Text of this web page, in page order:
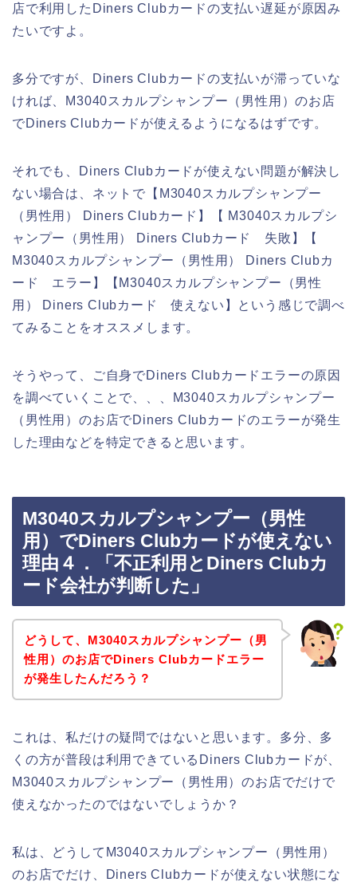
店で利用したDiners Clubカードの支払い遅延が原因み
たいですよ。
多分ですが、Diners Clubカードの支払いが滞っていな
ければ、M3040スカルプシャンプー（男性用）のお店
でDiners Clubカードが使えるようになるはずです。
それでも、Diners Clubカードが使えない問題が解決し
ない場合は、ネットで【M3040スカルプシャンプー
（男性用） Diners Clubカード】【 M3040スカルプシ
ャンプー（男性用） Diners Clubカード 失敗】【
M3040スカルプシャンプー（男性用） Diners Clubカ
ード エラー】【M3040スカルプシャンプー（男性
用） Diners Clubカード 使えない】という感じで調べ
てみることをオススメします。
そうやって、ご自身でDiners Clubカードエラーの原因
を調べていくことで、、、M3040スカルプシャンプー
（男性用）のお店でDiners Clubカードのエラーが発生
した理由などを特定できると思います。
M3040スカルプシャンプー（男性
用）でDiners Clubカードが使えない
理由４．「不正利用とDiners Clubカ
ード会社が判断した」
どうして、M3040スカルプシャンプー（男
性用）のお店でDiners Clubカードエラー
が発生したんだろう？
これは、私だけの疑問ではないと思います。多分、多
くの方が普段は利用できているDiners Clubカードが、
M3040スカルプシャンプー（男性用）のお店でだけで
使えなかったのではないでしょうか？
私は、どうしてM3040スカルプシャンプー（男性用）
のお店でだけ、Diners Clubカードが使えない状態にな